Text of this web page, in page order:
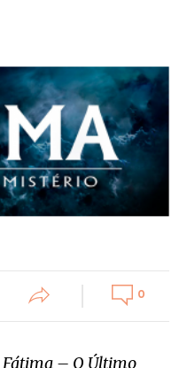
0
Fátima – O Último